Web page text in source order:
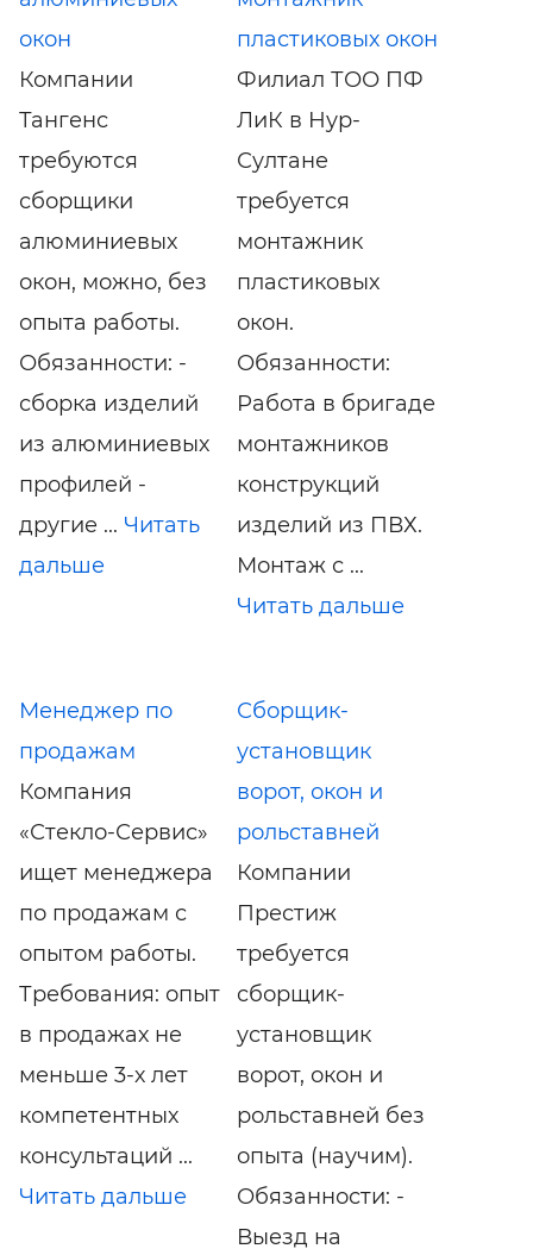
окон
Компании
Тангенс
требуются
сборщики
алюминиевых
окон, можно, без
опыта работы.
Обязанности: -
сборка изделий
из алюминиевых
профилей -
другие ... Читать
дальше
пластиковых окон
Филиал ТОО ПФ
ЛиК в Нур-
Султане
требуется
монтажник
пластиковых
окон.
Обязанности:
Работа в бригаде
монтажников
конструкций
изделий из ПВХ.
Монтаж с ...
Читать дальше
Менеджер по
продажам
Компания
«Стекло-Сервис»
ищет менеджера
по продажам с
опытом работы.
Требования: опыт
в продажах не
меньше 3-х лет
компетентных
консультаций ...
Читать дальше
Сборщик-
установщик
ворот, окон и
рольставней
Компании
Престиж
требуется
сборщик-
установщик
ворот, окон и
рольставней без
опыта (научим).
Обязанности: -
Выезд на